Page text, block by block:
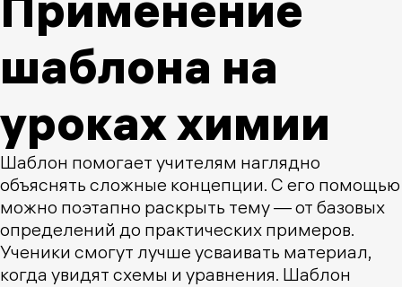
шаблона на
уроках химии
Шаблон помогает учителям наглядно
объяснять сложные концепции. С его помощью
можно поэтапно раскрыть тему — от базовых
определений до практических примеров.
Ученики смогут лучше усваивать материал,
когда увидят схемы и уравнения. Шаблон